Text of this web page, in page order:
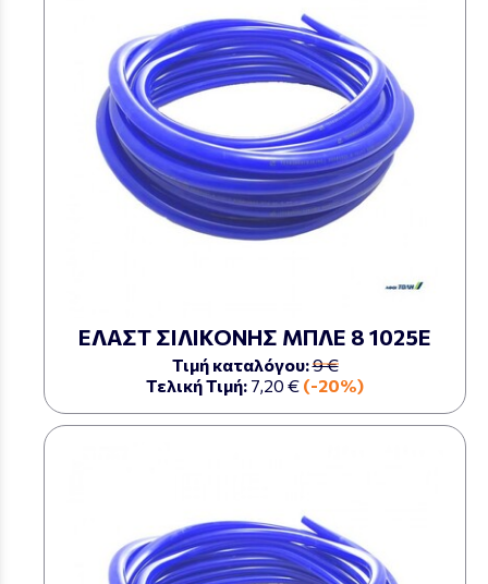
ΕΛΑΣΤ ΣΙΛΙΚΟΝΗΣ ΜΠΛΕ 8 1025Ε
Τιμή καταλόγου:9 €
Τελική Τιμή: 7,20 € (-20%)